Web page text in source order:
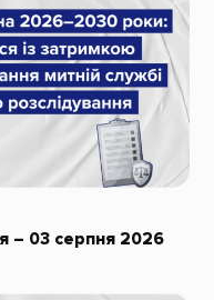
– 03 серпня 2026